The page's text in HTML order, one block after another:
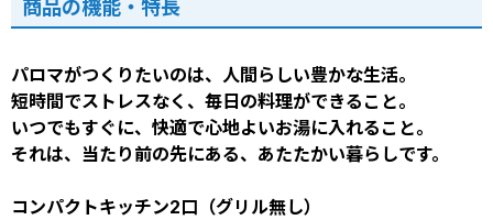
パロマがつくりたいのは、人間らしい豊かな生活。
短時間でストレスなく、毎日の料理ができること。
いつでもすぐに、快適で心地よいお湯に入れること。
それは、当たり前の先にある、あたたかい暮らしです。
コンパクトキッチン2口（グリル無し）